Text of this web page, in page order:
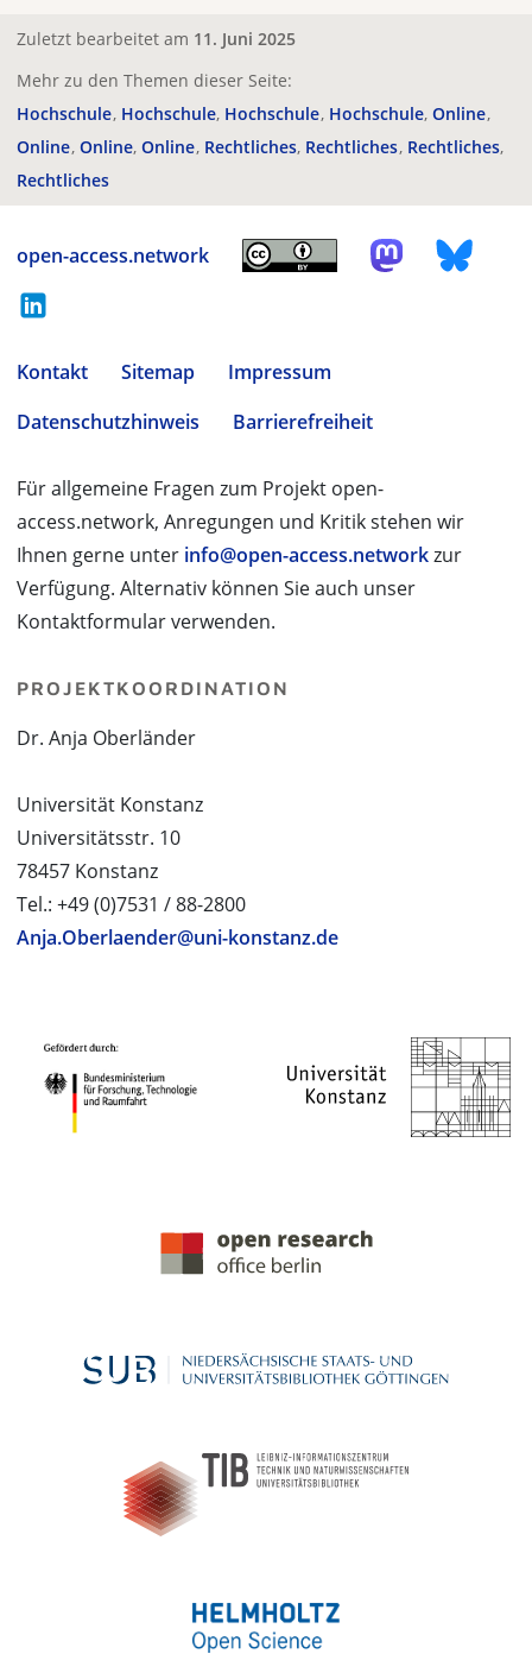
Zuletzt bearbeitet am 11. Juni 2025
Mehr zu den Themen dieser Seite:
Hochschule Hochschule Hochschule Hochschule Online
Online Online Online Rechtliches Rechtliches Rechtliches
Rechtliches
open-access.network
Kontakt Sitemap
Impressum
Datenschutzhinweis
Barrierefreiheit
Für allgemeine Fragen zum Projekt open-
access.network, Anregungen und Kritik stehen wir
Ihnen gerne unter info@open-access.networkzur
Verfügung. Alternativ können Sie auch unser
Kontaktformular verwenden.
PROJEKTKOORDINATION
Dr. Anja Oberländer
Universität Konstanz
Universitätsstr. 10
78457 Konstanz
Tel.: +49 (0)7531 / 88-2800
Anja.Oberlaender@uni-konstanz.de